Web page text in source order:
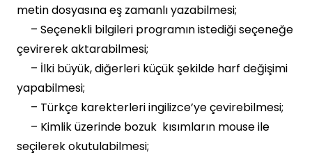
metin dosyasına eş zamanlı yazabilmesi;
– Seçenekli bilgileri programın istediği seçeneğe
çevirerek aktarabilmesi;
– İlki büyük, diğerleri küçük şekilde harf değişimi
yapabilmesi;
– Türkçe karekterleri ingilizce’ye çevirebilmesi;
– Kimlik üzerinde bozuk kısımların mouse ile
seçilerek okutulabilmesi;